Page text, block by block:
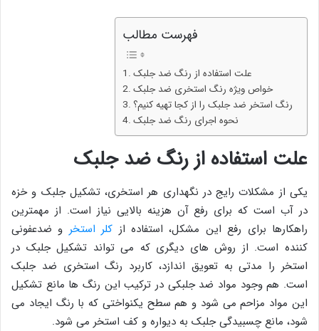
فهرست مطالب
علت استفاده از رنگ ضد جلبک
خواص ویژه رنگ استخری ضد جلبک
رنگ استخر ضد جلبک را از کجا تهیه کنیم؟
نحوه اجرای رنگ ضد جلبک
علت استفاده از رنگ ضد جلبک
یکی از مشکلات رایج در نگهداری هر استخری، تشکیل جلبک و خزه
در آب است که برای رفع آن هزینه بالایی نیاز است. از مهمترین
راهکارها برای رفع این مشکل، استفاده از کلر استخر و ضدعفونی
کننده است. از روش های دیگری که می تواند تشکیل جلبک در
استخر را مدتی به تعویق اندازد، کاربرد رنگ استخری ضد جلبک
است. هم وجود مواد ضد جلبکی در ترکیب این رنگ ها مانع تشکیل
این مواد مزاحم می شود و هم سطح یکنواختی که با رنگ ایجاد می
شود، مانع چسبیدگی جلبک به دیواره و کف استخر می شود.